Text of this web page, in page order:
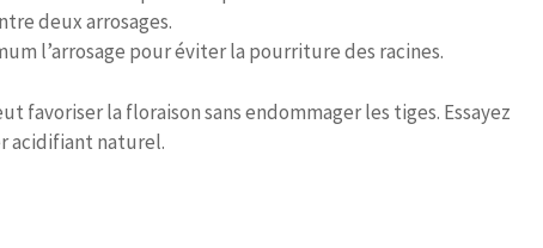
deux arrosages.
l’arrosage pour éviter la pourriture des racines.
favoriser la floraison sans endommager les tiges. Essayez
acidifiant naturel.